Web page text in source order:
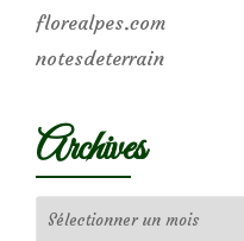
florealpes.com
notesdeterrain
Archives